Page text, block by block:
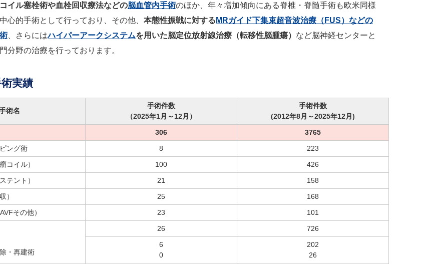
イル塞栓術や血栓回収療法などの脳血管内手術のほか、年々増加傾向にある脊椎・脊髄手術も欧米同様
心的手術として行っており、その他、 本態性振戦に対する MRガイド下集束超音波治療（FUS）などの
、さらにはハイパーアークシステムを用いた脳定位放射線治療（転移性脳腫瘍） など脳神経センターと
分野の治療を行っております。
実績
術名
手術件数
（2025年1月～12月）
手術件数
(2012年8月～2025年12月)
306
3765
ング術
8
223
コイル）
100
426
テント）
21
158
）
25
168
その他）
23 101
・再建術
26
726
6
0
202
26